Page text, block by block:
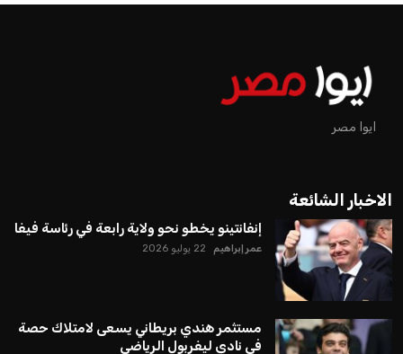
ايوا مصر
الاخبار الشائعة
إنفانتينو يخطو نحو ولاية رابعة في رئاسة فيفا
عمر إبراهيم 22 يوليو 2026
مستثمر هندي بريطاني يسعى لامتلاك حصة
في نادي ليفربول الرياضي